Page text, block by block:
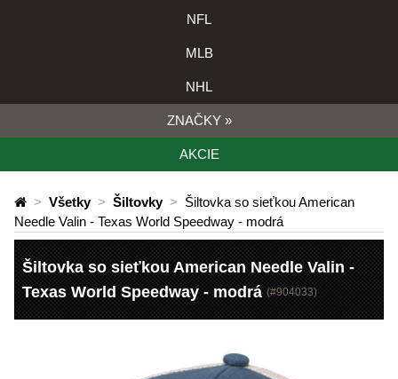
NFL
MLB
NHL
ZNAČKY »
AKCIE
> Všetky > Šiltovky > Šiltovka so sieťkou American
Needle Valin - Texas World Speedway - modrá
Šiltovka so sieťkou American Needle Valin -
Texas World Speedway - modrá (#904033)